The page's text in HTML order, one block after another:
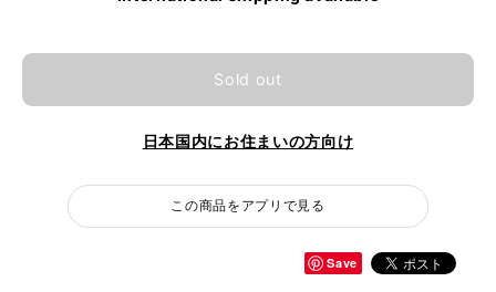
Sold out
日本国内にお住まいの方向け
この商品をアプリで見る
Save